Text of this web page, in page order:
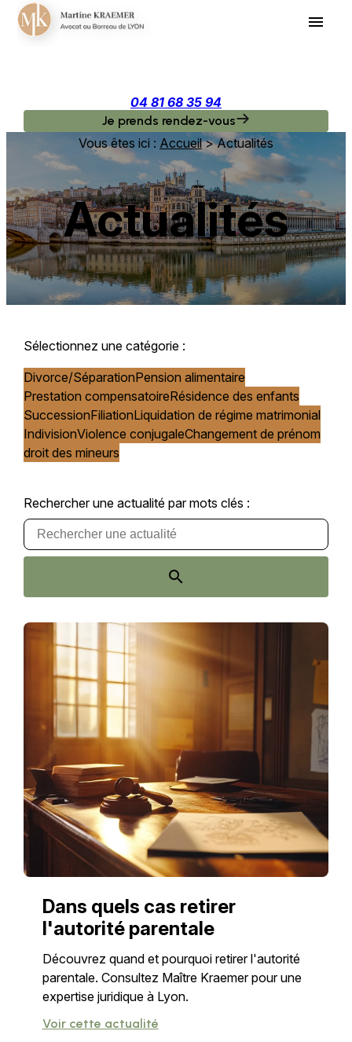
menu
04 81 68 35 94
Je prends rendez-vous
Vous êtes ici : Accueil> Actualités
Actualités
Sélectionnez une catégorie :
Divorce/SéparationPension alimentaire
Prestation compensatoireRésidence des enfants
SuccessionFiliationLiquidation de régime matrimonial
IndivisionViolence conjugaleChangement de prénom
droit des mineurs
Rechercher une actualité par mots clés :
Dans quels cas retirer
l'autorité parentale
Découvrez quand et pourquoi retirer l'autorité
parentale. Consultez Maître Kraemer pour une
expertise juridique à Lyon.
Voir cette actualité
Panneau de gestion des cookies